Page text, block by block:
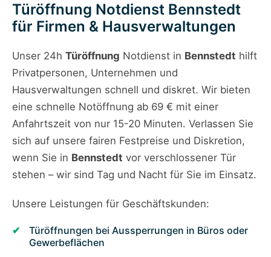
Türöffnung Notdienst Bennstedt
für Firmen & Hausverwaltungen
Unser 24h Türöffnung Notdienst in Bennstedt hilft
Privatpersonen, Unternehmen und
Hausverwaltungen schnell und diskret. Wir bieten
eine schnelle Notöffnung ab 69 € mit einer
Anfahrtszeit von nur 15-20 Minuten. Verlassen Sie
sich auf unsere fairen Festpreise und Diskretion,
wenn Sie in Bennstedt vor verschlossener Tür
stehen – wir sind Tag und Nacht für Sie im Einsatz.
Unsere Leistungen für Geschäftskunden:
Türöffnungen bei Aussperrungen in Büros oder
Gewerbeflächen